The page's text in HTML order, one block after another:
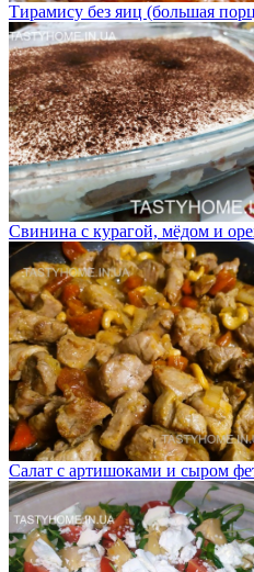
Тирамису без яиц (большая
Свинина с курагой, мёдом и
Салат с артишоками и сыром